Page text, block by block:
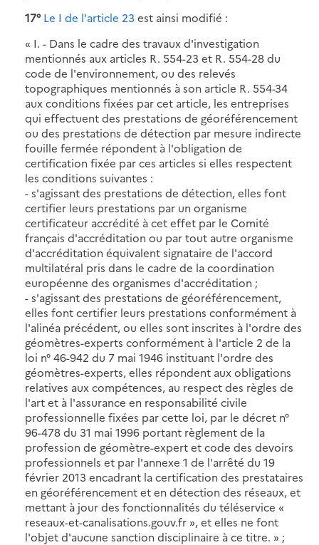
17°Le I de l'article 23 est ainsi modifié :
« I. - Dans le cadre des travaux d'investigation
mentionnés aux articles R. 554-23 et R. 554-28 du
code de l'environnement, ou des relevés
topographiques mentionnés à son article R. 554-34
aux conditions fixées par cet article, les entreprises
qui effectuent des prestations de géoréférencement
ou des prestations de détection par mesure indirecte
fouille fermée répondent à l'obligation de
certification fixée par ces articles si elles respectent
les conditions suivantes :
- s'agissant des prestations de détection, elles font
certifier leurs prestations par un organisme
certificateur accrédité à cet effet par le Comité
français d'accréditation ou par tout autre organisme
d'accréditation équivalent signataire de l'accord
multilatéral pris dans le cadre de la coordination
européenne des organismes d'accréditation ;
- s'agissant des prestations de géoréférencement,
elles font certifier leurs prestations conformément à
l'alinéa précédent, ou elles sont inscrites à l'ordre des
géomètres-experts conformément à l'article 2 de la
loi n° 46-942 du 7 mai 1946 instituant l'ordre des
géomètres-experts, elles répondent aux obligations
relatives aux compétences, au respect des règles de
l'art et à l'assurance en responsabilité civile
professionnelle fixées par cette loi, par le décret n°
96-478 du 31 mai 1996 portant règlement de la
profession de géomètre-expert et code des devoirs
professionnels et par l'annexe 1 de l'arrêté du 19
février 2013 encadrant la certification des prestataires
en géoréférencement et en détection des réseaux, et
mettant à jour des fonctionnalités du téléservice «
reseaux-et-canalisations.gouv.fr », et elles ne font
l'objet d'aucune sanction disciplinaire à ce titre. » ;